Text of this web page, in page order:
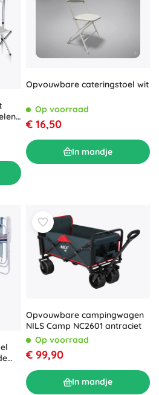
Opvouwbare cateringstoel wit
Op voorraad
€ 16,50
In mandje
Opvouwbare campingwagen
NILS Camp NC2601 antraciet
Op voorraad
€ 99,90
In mandje